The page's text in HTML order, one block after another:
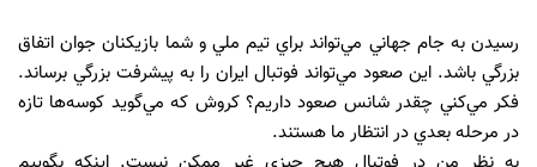
رسيدن به جام ‌جهاني‌ مي‌تواند براي تيم ‌ملي و شما بازيكنان جوان اتفاق
بزرگي باشد. اين صعود مي‌تواند فوتبال ايران را به پيشرفت بزرگي برساند.
فكر مي‌كني چقدر شانس صعود داريم؟ كروش كه مي‌گويد كوسه‌ها تازه
در مرحله بعدي در انتظار ما هستند.